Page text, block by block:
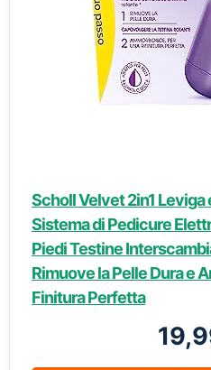
Scholl Velvet 2in1
Sistema di Pedicure
Piedi Testine
Rimuove la Pelle Dura e
Finitura Perfetta